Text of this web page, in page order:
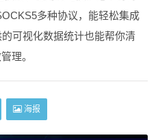
多种协议，能轻松集成
可视化数据统计也能帮你清
理。
海报